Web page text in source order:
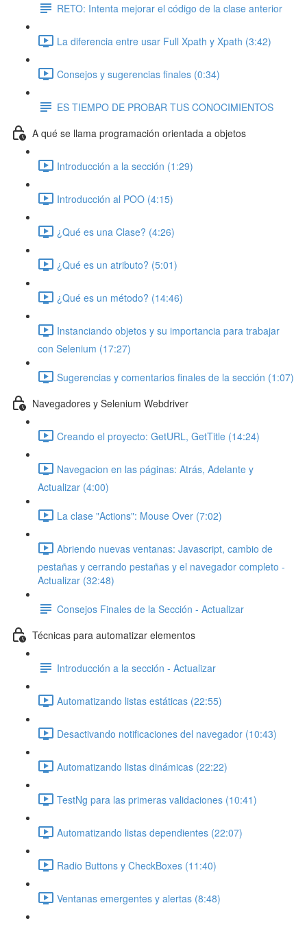
RETO: Intenta mejorar el código de la clase anterior
La diferencia entre usar Full Xpath y Xpath (3:42)
Consejos y sugerencias finales (0:34)
ES TIEMPO DE PROBAR TUS CONOCIMIENTOS
A qué se llama programación orientada a objetos
Introducción a la sección (1:29)
Introducción al POO (4:15)
¿Qué es una Clase? (4:26)
¿Qué es un atributo? (5:01)
¿Qué es un método? (14:46)
Instanciando objetos y su importancia para trabajar
con Selenium (17:27)
Sugerencias y comentarios finales de la sección (1:07)
Navegadores y Selenium Webdriver
Creando el proyecto: GetURL, GetTitle (14:24)
Navegacion en las páginas: Atrás, Adelante y
Actualizar (4:00)
La clase "Actions": Mouse Over (7:02)
Abriendo nuevas ventanas: Javascript, cambio de
pestañas y cerrando pestañas y el navegador completo -
Actualizar (32:48)
Consejos Finales de la Sección - Actualizar
Técnicas para automatizar elementos
Introducción a la sección - Actualizar
Automatizando listas estáticas (22:55)
Desactivando notificaciones del navegador (10:43)
Automatizando listas dinámicas (22:22)
TestNg para las primeras validaciones (10:41)
Automatizando listas dependientes (22:07)
Radio Buttons y CheckBoxes (11:40)
Ventanas emergentes y alertas (8:48)